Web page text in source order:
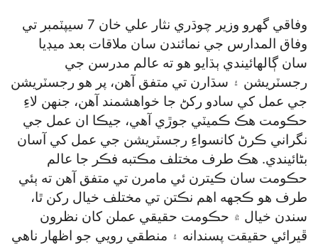
وفاقي گهرو وزير چوڌري نثار علي خان 7 سيپٽمبر تي
وفاق المدارس جي نمائندن سان ملاقات بعد ميڊيا
سان ڳالهائيندي ٻڌايو هو ته عالم مدرسن جي
رجسٽريشن ۽ سڌارن تي متفق آهن، پر هو رجسٽريشن
جي عمل کي سادو رکڻ جا خواهشمند آهن، جنهن لاءِ
حڪومت هڪ ڪميٽي جوڙي آهي، جيڪا ان عمل جي
نگراني ڪرڻ کانسواءِ رجسٽريشن جي عمل کي آسان
بڻائيندي. هڪ طرف مختلف مڪتبه فڪر جا عالم
حڪومت سان ڪيترن ئي مامرن تي متفق آهن ته ٻئي
طرف هو ڪجهه اهم نڪتن تي مختلف خيال رکن ٿا،
سندن خيال ۾ حڪومت حقيقي عملن کان نظرون
ڦيرائي حقيقت پسندانه ۽ منطقي رويي جو اظهار ناهي